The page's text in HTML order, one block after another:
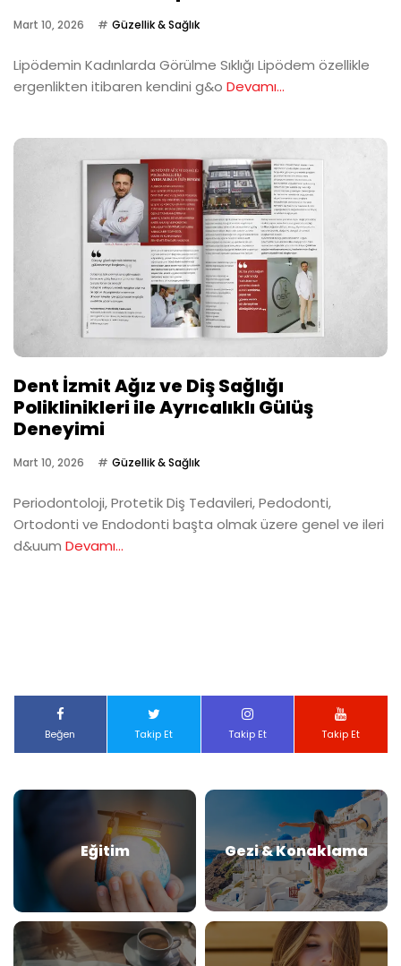
Mart 10, 2026 Güzellik & Sağlık
Lipödemin Kadınlarda Görülme Sıklığı Lipödem özellikle
ergenlikten itibaren kendini g&o Devamı...
Dent İzmit Ağız ve Diş Sağlığı
Poliklinikleri ile Ayrıcalıklı Gülüş
Deneyimi
Mart 10, 2026 Güzellik & Sağlık
Periodontoloji, Protetik Diş Tedavileri, Pedodonti,
Ortodonti ve Endodonti başta olmak üzere genel ve ileri
d&uum Devamı...
Beğen Takip Et Takip Et Takip Et
Eğitim Gezi & Konaklama